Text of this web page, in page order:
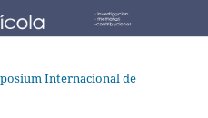
Internacional de